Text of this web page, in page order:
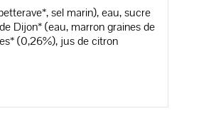
sel marin), eau, sucre
Dijon* (eau, marron graines de
(0,26%), jus de citron